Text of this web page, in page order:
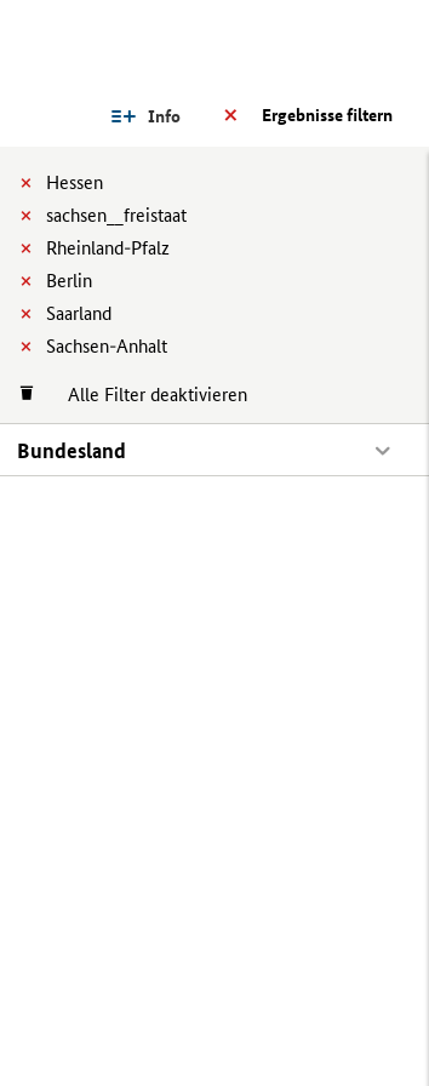
Ergebnisse filtern
Info
Hessen
sachsen__freistaat
Rheinland-Pfalz
Berlin
Saarland
Sachsen-Anhalt
Alle Filter deaktivieren
Bundesland